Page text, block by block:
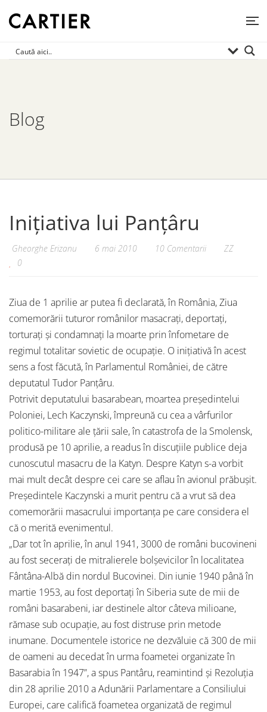
Blog
Inițiativa lui Panțâru
Gheorghe Erizanu 6 mai 2010 10 Comentarii
ZZ
0
Ziua de 1 aprilie ar putea fi declarată, în România, Ziua
comemorării tuturor românilor masacraţi, deportaţi,
torturaţi şi condamnaţi la moarte prin înfometare de
regimul totalitar sovietic de ocupaţie. O iniţiativă în acest
sens a fost făcută, în Parlamentul României, de către
deputatul Tudor Panţâru.
Potrivit deputatului basarabean, moartea preşedintelui
Poloniei, Lech Kaczynski, împreună cu cea a vârfurilor
politico-militare ale ţării sale, în catastrofa de la Smolensk,
produsă pe 10 aprilie, a readus în discuţiile publice deja
cunoscutul masacru de la Katyn. Despre Katyn s-a vorbit
mai mult decât despre cei care se aflau în avionul prăbuşit.
Preşedintele Kaczynski a murit pentru că a vrut să dea
comemorării masacrului importanţa pe care considera el
că o merită evenimentul.
„Dar tot în aprilie, în anul 1941, 3000 de români bucovineni
au fost seceraţi de mitralierele bolşevicilor în localitatea
Fântâna-Albă din nordul Bucovinei. Din iunie 1940 până în
martie 1953, au fost deportaţi în Siberia sute de mii de
români basarabeni, iar destinele altor câteva milioane,
rămase sub ocupaţie, au fost distruse prin metode
inumane. Documentele istorice ne dezvăluie că 300 de mii
de oameni au decedat în urma foametei organizate în
Basarabia în 1947”, a spus Pantâru, reamintind şi Rezoluţia
din 28 aprilie 2010 a Adunării Parlamentare a Consiliului
Europei, care califică foametea organizată de regimul